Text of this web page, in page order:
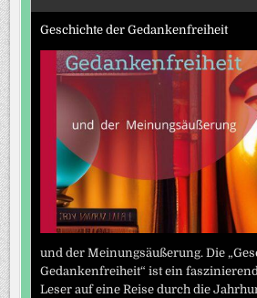
Geschichte der Gedankenfreiheit
und der Meinungsäußerung. Die
Gedankenfreiheit“ ist ein
Leser auf eine Reise durch die